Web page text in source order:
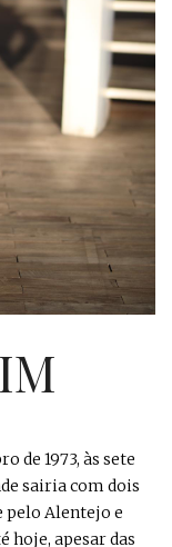
de 1973, às sete
sairia com dois
pelo Alentejo e
hoje, apesar das